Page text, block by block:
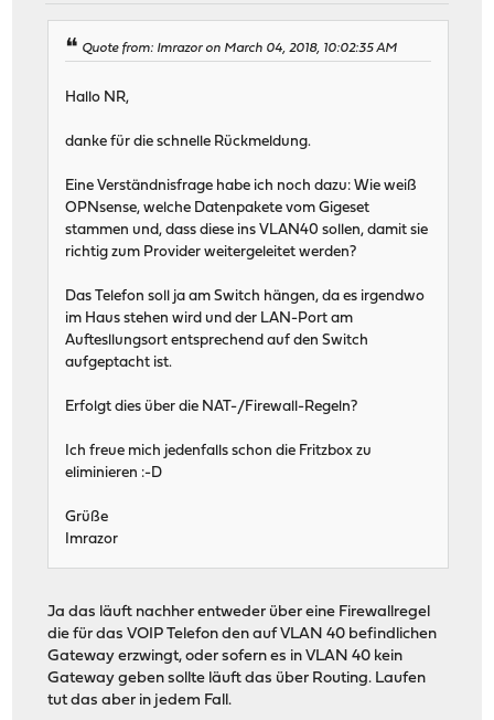
Quote from: Imrazor on March 04, 2018, 10:02:35 AM
Hallo NR,
danke für die schnelle Rückmeldung.
Eine Verständnisfrage habe ich noch dazu: Wie weiß
OPNsense, welche Datenpakete vom Gigeset
stammen und, dass diese ins VLAN40 sollen, damit sie
richtig zum Provider weitergeleitet werden?
Das Telefon soll ja am Switch hängen, da es irgendwo
im Haus stehen wird und der LAN-Port am
Auftesllungsort entsprechend auf den Switch
aufgeptacht ist.
Erfolgt dies über die NAT-/Firewall-Regeln?
Ich freue mich jedenfalls schon die Fritzbox zu
eliminieren :-D
Grüße
Imrazor
Ja das läuft nachher entweder über eine Firewallregel
die für das VOIP Telefon den auf VLAN 40 befindlichen
Gateway erzwingt, oder sofern es in VLAN 40 kein
Gateway geben sollte läuft das über Routing. Laufen
tut das aber in jedem Fall.